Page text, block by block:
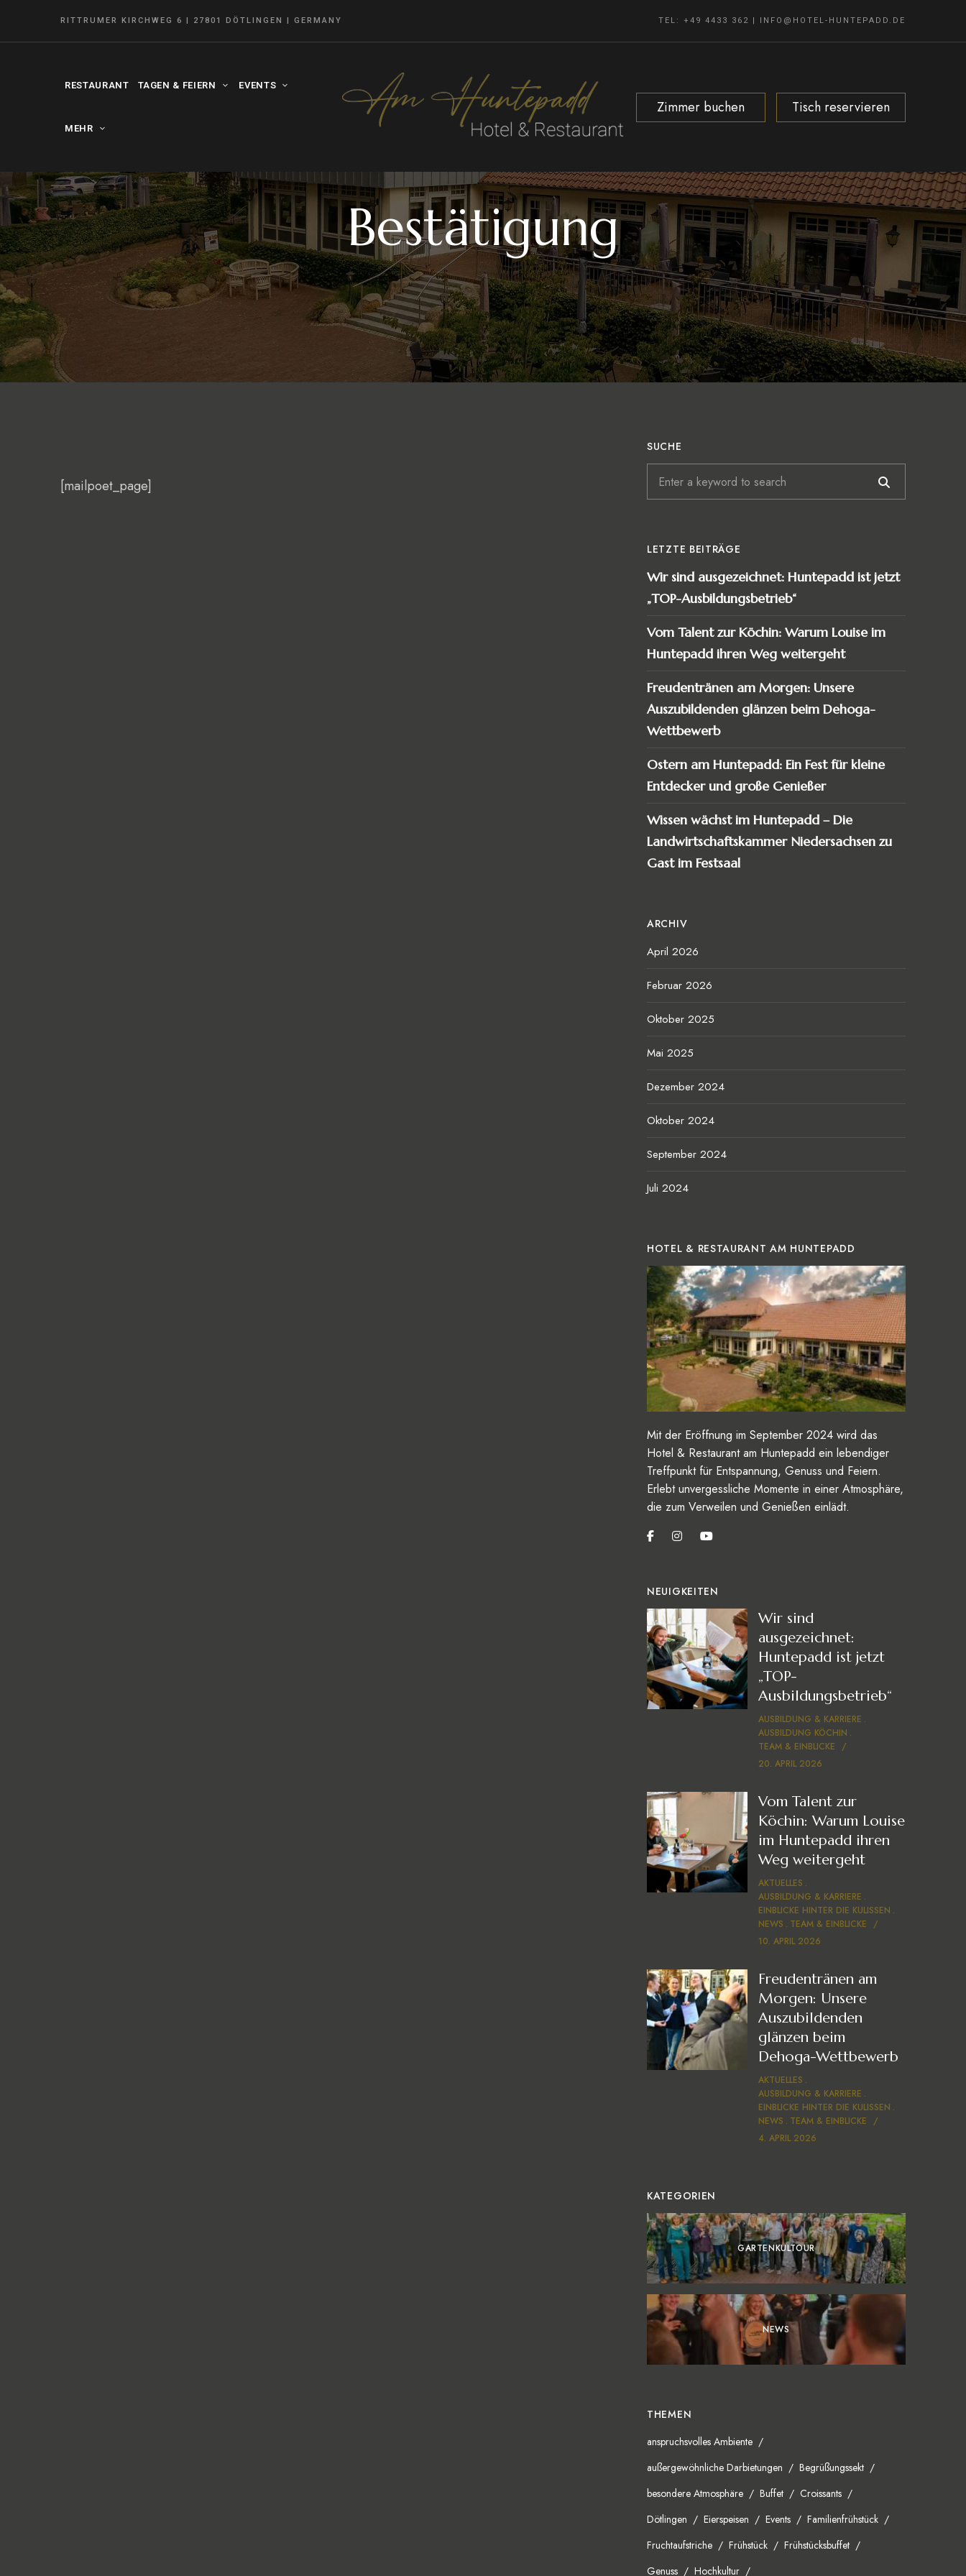
RITTRUMER KIRCHWEG 6 | 27801 DÖTLINGEN | GERMANY TEL: +49 4433 362 | INFO@HOTEL-HUNTEPADD.DE
RESTAURANT TAGEN & FEIERN EVENTS
MEHR
Zimmer buchen Tisch reservieren
Bestätigung
[mailpoet_page]
SUCHE
LETZTE BEITRÄGE
Wir sind ausgezeichnet: Huntepadd ist jetzt
„TOP-Ausbildungsbetrieb“
Vom Talent zur Köchin: Warum Louise im
Huntepadd ihren Weg weitergeht
Freudentränen am Morgen: Unsere
Auszubildenden glänzen beim Dehoga-
Wettbewerb
Ostern am Huntepadd: Ein Fest für kleine
Entdecker und große Genießer
Wissen wächst im Huntepadd – Die
Landwirtschaftskammer Niedersachsen zu
Gast im Festsaal
ARCHIV
April 2026
Februar 2026
Oktober 2025
Mai 2025
Dezember 2024
Oktober 2024
September 2024
Juli 2024
HOTEL & RESTAURANT AM HUNTEPADD
Mit der Eröffnung im September 2024 wird das
Hotel & Restaurant am Huntepadd ein lebendiger
Treffpunkt für Entspannung, Genuss und Feiern.
Erlebt unvergessliche Momente in einer Atmosphäre,
die zum Verweilen und Genießen einlädt.
NEUIGKEITEN
Wir sind
ausgezeichnet:
Huntepadd ist jetzt
„TOP-
Ausbildungsbetrieb“
AUSBILDUNG & KARRIERE
AUSBILDUNG KÖCHIN
TEAM & EINBLICKE
20. APRIL 2026
Vom Talent zur
Köchin: Warum Louise
im Huntepadd ihren
Weg weitergeht
AKTUELLES
AUSBILDUNG & KARRIERE
EINBLICKE HINTER DIE KULISSEN
NEWS
TEAM & EINBLICKE
10. APRIL 2026
Freudentränen am
Morgen: Unsere
Auszubildenden
glänzen beim
Dehoga-Wettbewerb
AKTUELLES
AUSBILDUNG & KARRIERE
EINBLICKE HINTER DIE KULISSEN
NEWS
TEAM & EINBLICKE
4. APRIL 2026
KATEGORIEN
GARTENKULTOUR
NEWS
THEMEN
anspruchsvolles Ambiente
außergewöhnliche Darbietungen
Begrüßungssekt
besondere Atmosphäre
Buffet
Croissants
Dötlingen
Eierspeisen Events
Familienfrühstück
Fruchtaufstriche
Frühstück
Frühstücksbuffet
Genuss
Hochkultur